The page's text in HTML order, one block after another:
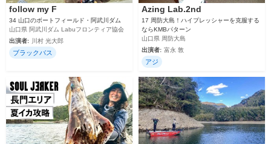
follow my F
34 山口のボートフィールド・阿武川ダム
山口県 阿武川ダム Labuフロンティア協会
出演者:
川村 光大郎
ブラックバス
Azing Lab.2nd
17 周防大島！ハイプレッシャーを克服する
ならKMBパターン
山口県 周防大島
出演者: 富永 敦
アジ